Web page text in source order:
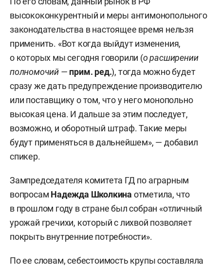
высококонкурентный и меры антимонопольного
законодательства в настоящее время нельзя
применить. «Вот когда выйдут изменения,
о которых мы сегодня говорили (о расширении
полномочий — прим. ред.), тогда можно будет
сразу же дать предупреждение производителю
или поставщику о том, что у него монопольно
высокая цена. И дальше за этим последует,
возможно, и оборотный штраф. Такие меры
будут применяться в дальнейшем», — добавил
спикер.
Зампредседателя комитета ГД по аграрным
вопросам Надежда Школкина отметила, что
в прошлом году в стране был собран «отличный
урожай гречихи, который с лихвой позволяет
покрыть внутренние потребности».
По ее словам, себестоимость крупы составляла